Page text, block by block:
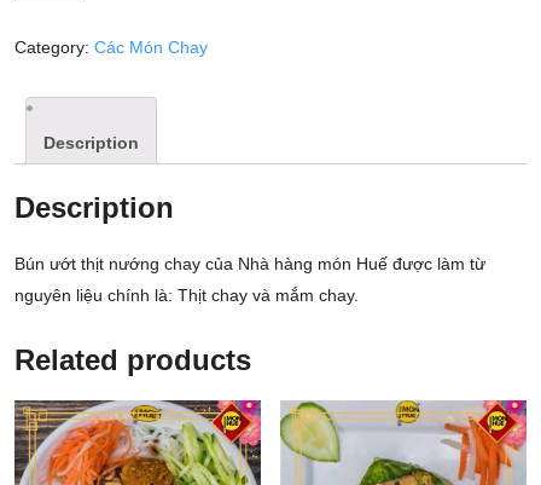
NƯỚNG
quantity
Category: Các Món Chay
Description
Description
Bún ướt thịt nướng chay của Nhà hàng món Huế được làm từ
nguyên liệu chính là: Thịt chay và mắm chay.
Related products